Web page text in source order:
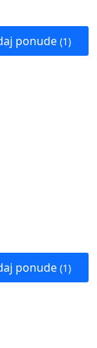
ponude (1)
ponude (1)